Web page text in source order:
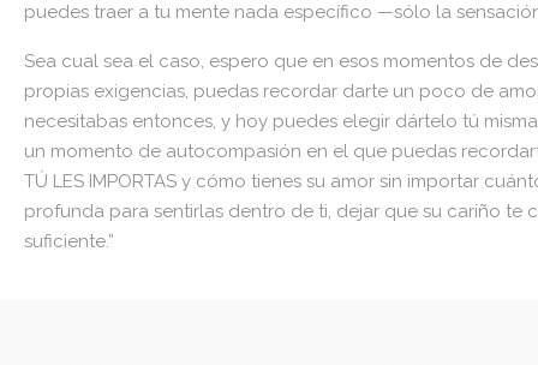
puedes traer a tu mente nada específico —sólo la
Sea cual sea el caso, espero que en esos momentos de
propias exigencias, puedas recordar darte un poco de
necesitabas entonces, y hoy puedes elegir dártelo tú
un momento de autocompasión en el que puedas
TÚ LES IMPORTAS y cómo tienes su amor sin importar
profunda para sentirlas dentro de ti, dejar que su cariño te
suficiente.”